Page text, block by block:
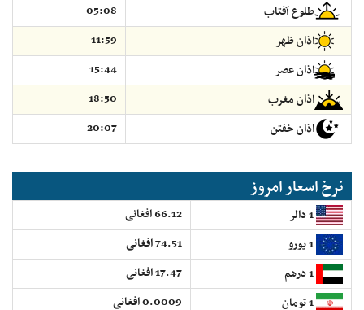
طلوع آفتاب
05:08
اذان ظهر
11:59
اذان عصر
15:44
اذان مغرب
18:50
اذان خفتن
20:07
نرخ اسعار امروز
66.12 افغانی
74.51 افغانی
17.47 افغانی
0.0009 افغانی